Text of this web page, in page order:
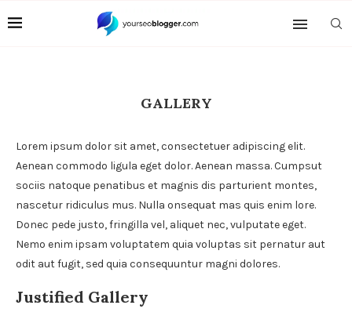
GALLERY
Lorem ipsum dolor sit amet, consectetuer adipiscing elit.
Aenean commodo ligula eget dolor. Aenean massa. Cumpsut
sociis natoque penatibus et magnis dis parturient montes,
nascetur ridiculus mus. Nulla onsequat mas quis enim lore.
Donec pede justo, fringilla vel, aliquet nec, vulputate eget.
Nemo enim ipsam voluptatem quia voluptas sit pernatur aut
odit aut fugit, sed quia consequuntur magni dolores.
Justified Gallery